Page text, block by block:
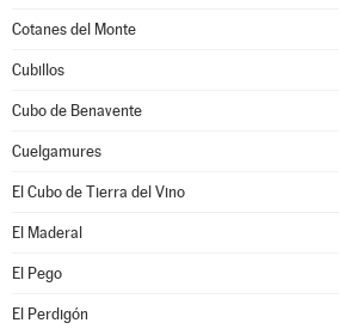
Cotanes del Monte
Cubillos
Cubo de Benavente
Cuelgamures
El Cubo de Tierra del Vino
El Maderal
El Pego
El Perdigón